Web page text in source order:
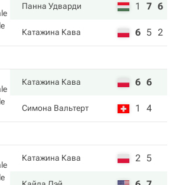
Панна Удварди 1 7 6
Катажина Кава 6 5 2
Катажина Кава 6 6
Симона Вальтерт 1 4
Катажина Кава 2 5